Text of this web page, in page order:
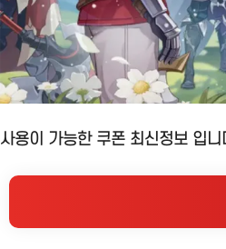
사용이 가능한 쿠폰 최신정보 입